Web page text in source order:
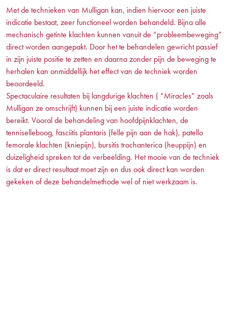
Met de technieken van Mulligan kan, indien hiervoor een juiste
indicatie bestaat, zeer functioneel worden behandeld. Bijna alle
mechanisch getinte klachten kunnen vanuit de “probleembeweging”
direct worden aangepakt. Door het te behandelen gewricht passief
in zijn juiste positie te zetten en daarna zonder pijn de beweging te
herhalen kan onmiddellijk het effect van de techniek worden
beoordeeld.
Spectaculaire resultaten bij langdurige klachten ( “Miracles” zoals
Mulligan ze omschrijft) kunnen bij een juiste indicatie worden
bereikt. Vooral de behandeling van hoofdpijnklachten, de
tenniselleboog, fasciitis plantaris (felle pijn aan de hak), patello
femorale klachten (kniepijn), bursitis trochanterica (heuppijn) en
duizeligheid spreken tot de verbeelding. Het mooie van de techniek
is dat er direct resultaat moet zijn en dus ook direct kan worden
gekeken of deze behandelmethode wel of niet werkzaam is.